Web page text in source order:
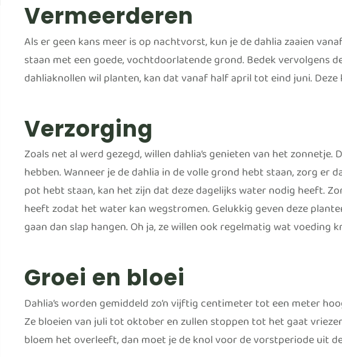
Vermeerderen
Als er geen kans meer is op nachtvorst, kun je de dahlia zaaien
staan met een goede, vochtdoorlatende grond. Bedek vervolgens
dahliaknollen wil planten, kan dat vanaf half april tot eind juni.
Verzorging
Zoals net al werd gezegd, willen dahlia’s genieten van het
hebben. Wanneer je de dahlia in de volle grond hebt staan, zorg er
pot hebt staan, kan het zijn dat deze dagelijks water nodig heeft.
heeft zodat het water kan wegstromen. Gelukkig geven deze
gaan dan slap hangen. Oh ja, ze willen ook regelmatig wat voeding
Groei en bloei
Dahlia’s worden gemiddeld zo’n vijftig centimeter tot een meter
Ze bloeien van juli tot oktober en zullen stoppen tot het gaat
bloem het overleeft, dan moet je de knol voor de vorstperiode uit